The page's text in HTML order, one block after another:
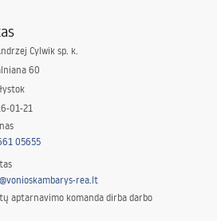
Cylwik sp. k.
60
01-21
05655
rea.lt
aptarnavimo komanda dirba darbo